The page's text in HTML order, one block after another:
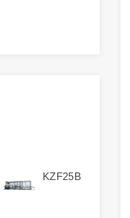
KZF25B